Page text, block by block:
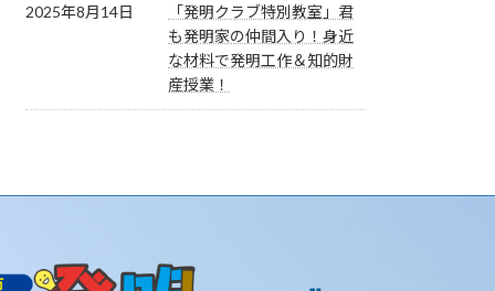
2025年8月14日
「発明クラブ特別教室」君
も発明家の仲間入り！身近
な材料で発明工作＆知的財
産授業！